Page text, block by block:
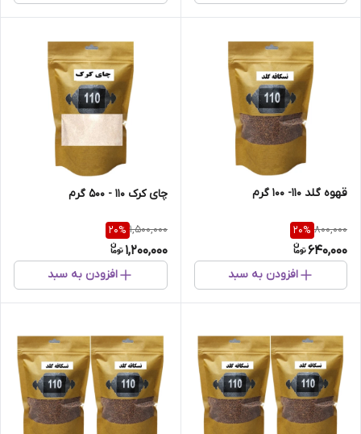
قهوه گلد 110- 100 گرم
800,000
20%
640,000
افزودن به سبد
چای کرک 110 - 500 گرم
1,500,000
20%
1,200,000
افزودن به سبد